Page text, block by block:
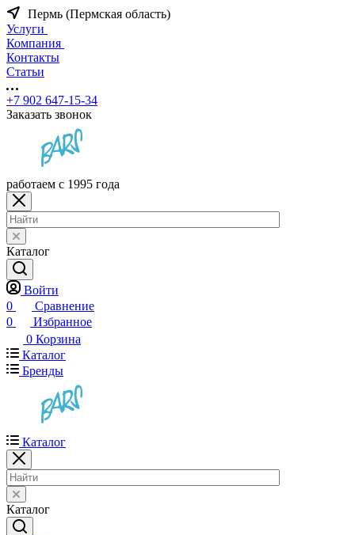
Пермь (Пермская область)
Услуги
Компания
Контакты
Статьи
+7 902 647-15-34
Заказать звонок
работаем с 1995 года
Каталог
Войти
0
Сравнение
0
Избранное
0 Корзина
Каталог
Бренды
Каталог
Каталог